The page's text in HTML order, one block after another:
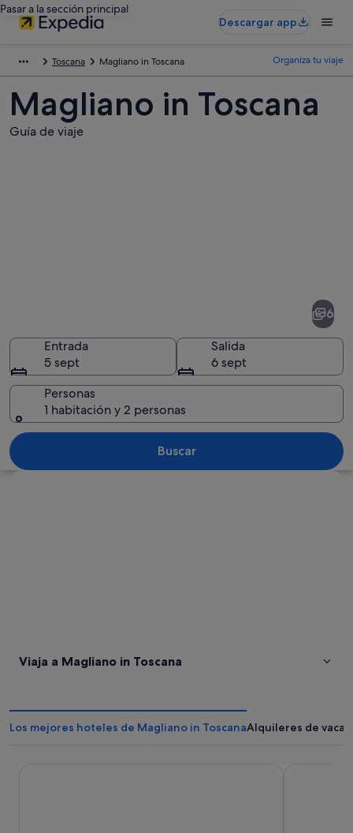
Pasar a la sección principal
Descargar app
Toscana Magliano in Toscana Organiza tu viaje
Magliano in Toscana
Guía de viaje
Toscana
Un muro de piedra histórico con
6
Entrada
5 sept
Salida
6 sept
Personas
1 habitación y 2 personas
Buscar
Viaja a Magliano in Toscana
Los mejores hoteles de Magliano in ToscanaAlquileres de